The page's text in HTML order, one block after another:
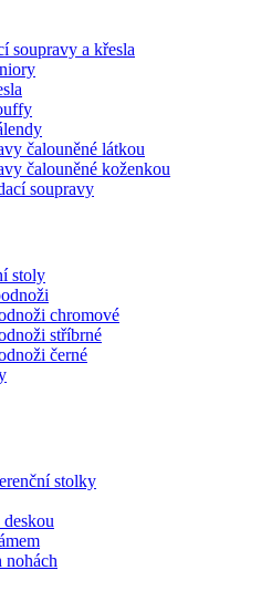
soupravy a křesla
čalouněné látkou
čalouněné koženkou
soupravy
stoly
chromové
stříbrné
černé
stolky
deskou